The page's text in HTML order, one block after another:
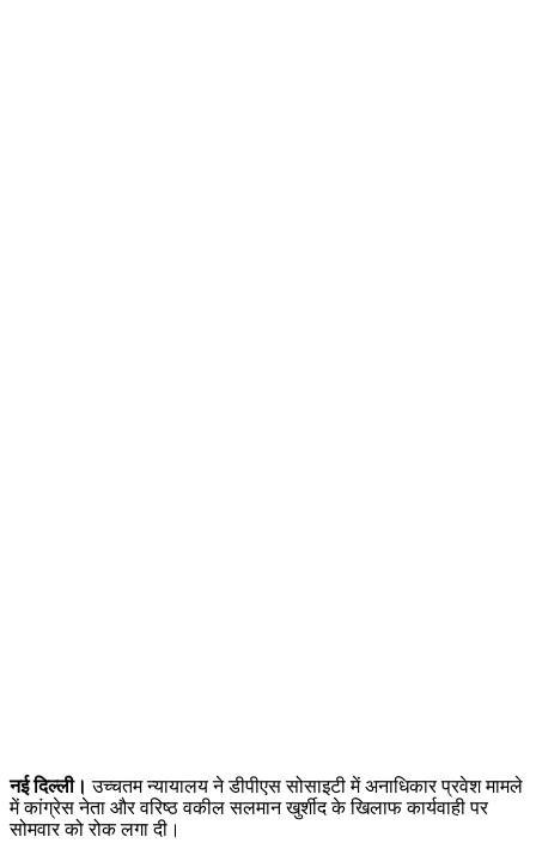
नई दिल्ली। उच्चतम न्यायालय ने डीपीएस सोसाइटी में अनाधिकार प्रवेश मामले
में कांग्रेस नेता और वरिष्ठ वकील सलमान खुर्शीद के खिलाफ कार्यवाही पर
सोमवार को रोक लगा दी।